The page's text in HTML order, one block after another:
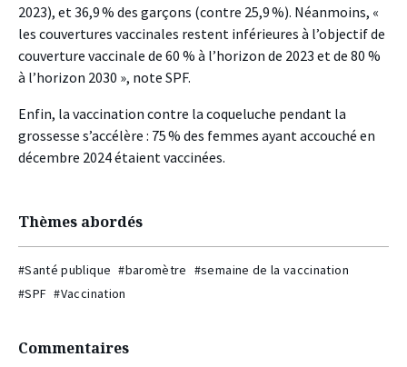
2023), et 36,9 % des garçons (contre 25,9 %). Néanmoins, «
les couvertures vaccinales restent inférieures à l’objectif de
couverture vaccinale de 60 % à l’horizon de 2023 et de 80 %
à l’horizon 2030 », note SPF.
Enfin, la vaccination contre la coqueluche pendant la
grossesse s’accélère : 75 % des femmes ayant accouché en
décembre 2024 étaient vaccinées.
Thèmes abordés
#Santé publique #baromètre #semaine de la vaccination
#SPF #Vaccination
Commentaires